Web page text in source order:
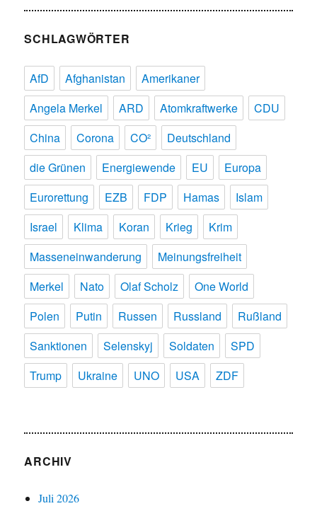
SCHLAGWÖRTER
AfD Afghanistan
Amerikaner
Angela Merkel
ARD Atomkraftwerke
CDU
China
Corona CO²
Deutschland
die Grünen
Energiewende EU
Europa
Eurorettung
EZB FDP Hamas
Islam
Israel
Klima Koran Krieg
Krim
Masseneinwanderung
Meinungsfreiheit
Merkel
Nato Olaf Scholz
One World
Polen
Putin Russen Russland
Rußland
Sanktionen
Selenskyj Soldaten
SPD
Trump
Ukraine UNO USA ZDF
ARCHIV
Juli 2026